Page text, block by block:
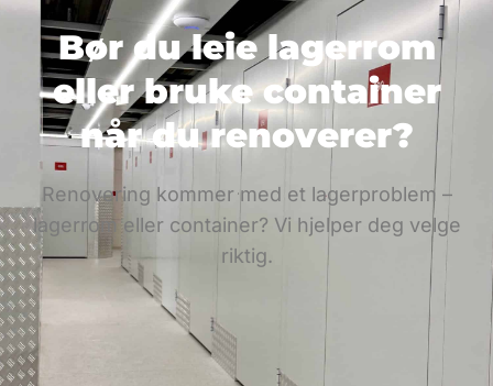
Bør du leie lagerrom
eller bruke container
når du renoverer?
Renovering kommer med et lagerproblem –
lagerrom eller container? Vi hjelper deg velge
riktig.